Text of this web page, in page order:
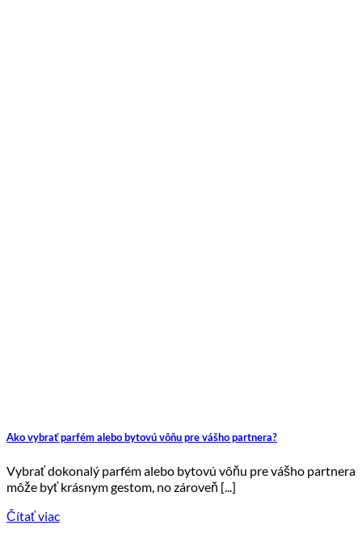
Ako vybrať parfém alebo bytovú vôňu pre vášho partnera?
Vybrať dokonalý parfém alebo bytovú vôňu pre vášho partnera
môže byť krásnym gestom, no zároveň [...]
Čítať viac